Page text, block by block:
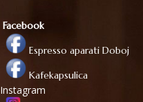
Facebook
Espresso aparati Doboj
Kafekapsulica
Instagram